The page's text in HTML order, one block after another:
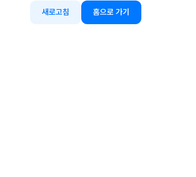
새로고침 홈으로 가기